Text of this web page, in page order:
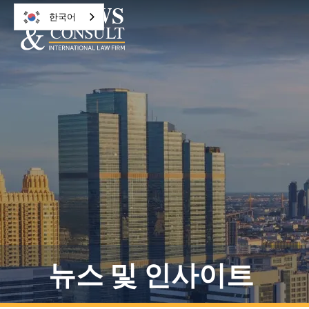
뉴스 및 인사이트
한국어